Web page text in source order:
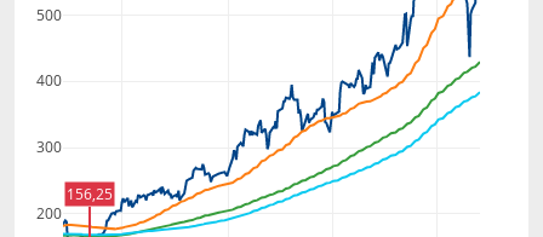
200
300
400
500
156,25